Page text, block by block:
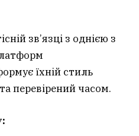
зв’язці з однією з
їхній стиль
перевірений часом.